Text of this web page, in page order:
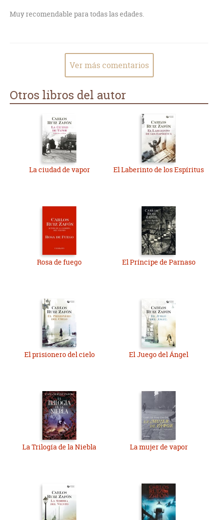
Muy recomendable para todas las edades.
Ver más comentarios
Otros libros del autor
La ciudad de vapor El Laberinto de los Espíritus
Rosa de fuego El Príncipe de Parnaso
El prisionero del cielo El Juego del Ángel
La Trilogía de la Niebla La mujer de vapor